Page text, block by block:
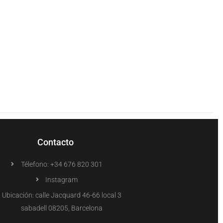
Contacto
Télefono: +34 676 820 301
Instagram
Ubicación: calle Jacquard 46-66 local 3
sabadell 08205, Barcelona